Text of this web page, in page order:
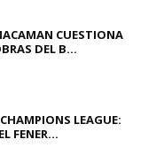
CUESTIONA
DEL B...
LEAGUE:
FENER...